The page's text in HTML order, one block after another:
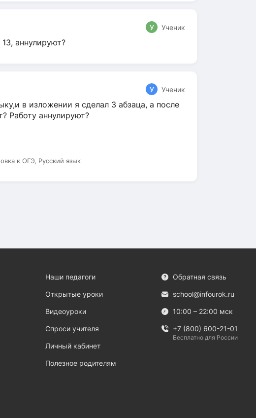
У Ученик
аннулируют?
У Ученик
в изложении я сделал 3 абзаца, а после
Работу аннулируют?
к ОГЭ, Русский язык
Наши педагоги
Открытые уроки
Видеоуроки
Спроси учителя
Личный кабинет
Полезное родителям
Обратная связь
school@infourok.ru
10:00 – 22:00 мск
+7 (800) 600-21-01
Бесплатно для России